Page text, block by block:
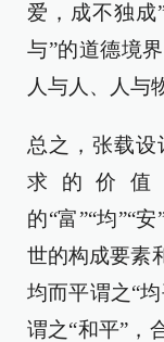
爱，成不独成
与”的道德境
人与人、人与
总之，张载设
求的价
的“富”“均”“
世的构成要素
均而平谓之“
谓之“和平”，